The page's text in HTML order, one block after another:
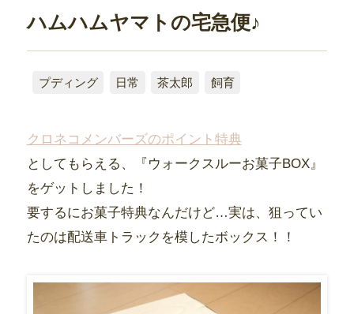
ハムハムヤマトの宅急便♪
プディング 日常 茶太郎 飼育
クロネコメンバーズのポイント特典
としてもらえる、『ウォークスルーお菓子BOX』
をゲットしました！
要するにお菓子特典なんだけど…実は、狙ってい
たのは配送車トラックを模したボックス！！